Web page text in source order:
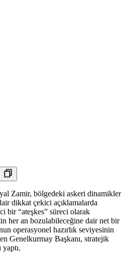
Zamir, bölgedeki askeri dinamikler
dikkat çekici açıklamalarda
bir “ateşkes” süreci olarak
her an bozulabileceğine dair net bir
operasyonel hazırlık seviyesinin
Genelkurmay Başkanı, stratejik